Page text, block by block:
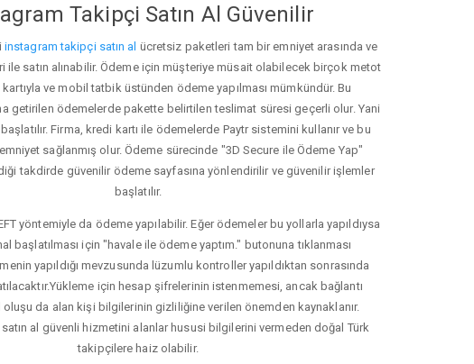
Takipçi Satın Al Güvenilir
instagram takipçi satın al ücretsiz paketleri tam bir emniyet arasında ve
ile satın alınabilir. Ödeme için müşteriye müsait olabilecek birçok metot
kartıyla ve mobil tatbik üstünden ödeme yapılması mümkündür. Bu
getirilen ödemelerde pakette belirtilen teslimat süresi geçerli olur. Yani
Firma, kredi kartı ile ödemelerde Paytr sistemini kullanır ve bu
sağlanmış olur. Ödeme sürecinde "3D Secure ile Ödeme Yap"
takdirde güvenilir ödeme sayfasına yönlendirilir ve güvenilir işlemler
başlatılır.
yöntemiyle da ödeme yapılabilir. Eğer ödemeler bu yollarla yapıldıysa
başlatılması için "havale ile ödeme yaptım." butonuna tıklanması
yapıldığı mevzusunda lüzumlu kontroller yapıldıktan sonrasında
için hesap şifrelerinin istenmemesi, ancak bağlantı
da alan kişi bilgilerinin gizliliğine verilen önemden kaynaklanır.
al güvenli hizmetini alanlar hususi bilgilerini vermeden doğal Türk
takipçilere haiz olabilir.